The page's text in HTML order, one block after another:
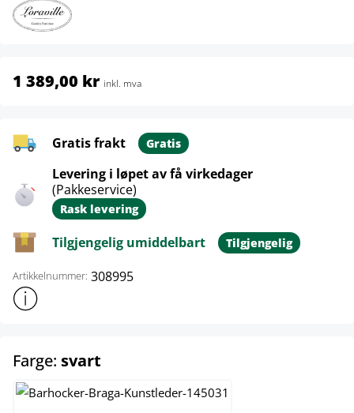
1 389,00 kr inkl. mva
Gratis frakt Gratis
Levering i løpet av få virkedager
(Pakkeservice)
Rask levering
Tilgjengelig umiddelbart Tilgjengelig
Artikkelnummer: 308995
Vis mer produktinformasjon
Farge: svart